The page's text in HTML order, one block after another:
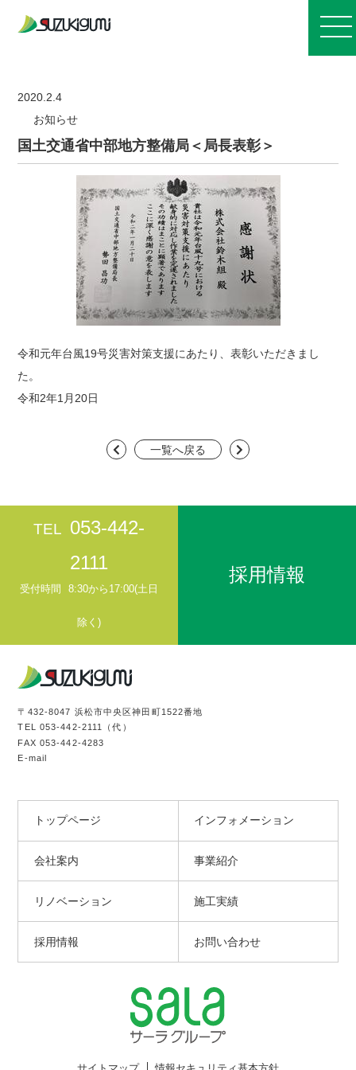
お知らせ
会社案内
事業紹介
施工実績
採用情報
2020.2.4
お知らせ
国土交通省中部地方整備局＜局長表彰＞
令和元年台風19号災害対策支援にあたり、表彰いただきまし
た。
令和2年1月20日
一覧へ戻る
TEL 053-442-
2111
受付時間 8:30から17:00(土日
除く)
採用情報
〒432-8047 浜松市中央区神田町1522番地
TEL 053-442-2111
（代）
FAX 053-442-4283
E-mail
トップページ インフォメーション
会社案内 事業紹介
リノベーション 施工実績
採用情報 お問い合わせ